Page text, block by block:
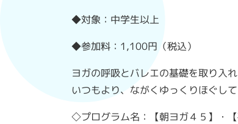
◆対象：中学生以上
◆参加料：1,100円（税込）
ヨガの呼吸とバレエの基礎を取り入
いつもより、ながくゆっくりほぐして
◇プログラム名：【朝ヨガ４５】・【